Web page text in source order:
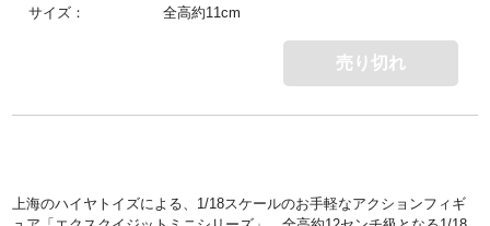
サイズ：
全高約11cm
売り切れ
上海のハイヤトイズによる、1/18スケールのお手軽なアクションフィギ